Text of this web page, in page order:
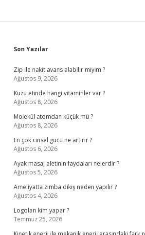
Sidebar
Son Yazılar
Zip ile nakit avans alabilir miyim ?
Ağustos 9, 2026
Kuzu etinde hangi vitaminler var ?
Ağustos 8, 2026
Molekül atomdan küçük mü ?
Ağustos 8, 2026
En çok cinsel gücü ne artırır ?
Ağustos 6, 2026
Ayak masaj aletinin faydaları nelerdir ?
Ağustos 5, 2026
Ameliyatta zımba dikiş neden yapılır ?
Ağustos 4, 2026
Logoları kim yapar ?
Temmuz 25, 2026